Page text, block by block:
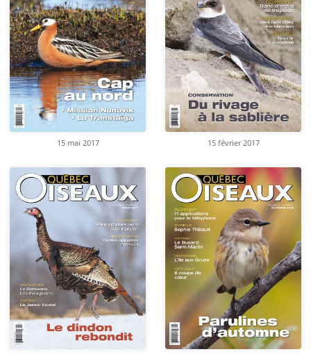
15 mai 2017 15 février 2017